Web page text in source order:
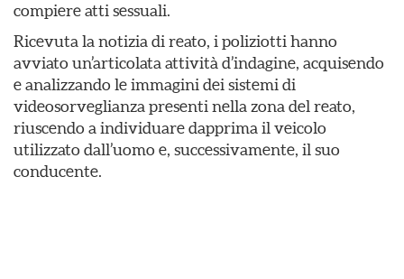
compiere atti sessuali.
Ricevuta la notizia di reato, i poliziotti hanno
avviato un’articolata attività d’indagine, acquisendo
e analizzando le immagini dei sistemi di
videosorveglianza presenti nella zona del reato,
riuscendo a individuare dapprima il veicolo
utilizzato dall’uomo e, successivamente, il suo
conducente.